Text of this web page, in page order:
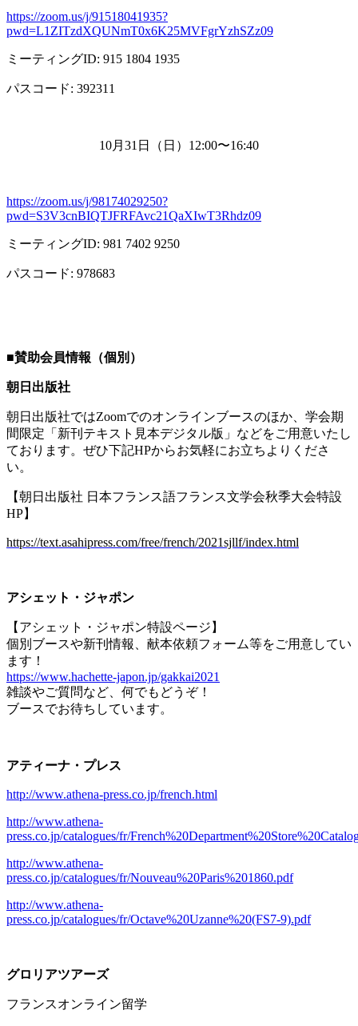
https://zoom.us/j/91518041935?
pwd=L1ZITzdXQUNmT0x6K25MVFgrYzhSZz09
ミーティングID: 915 1804 1935
パスコード: 392311
10月 31 日（日） 12:00〜16:40
https://zoom.us/j/98174029250?
pwd=S3V3cnBIQTJFRFAvc21QaXIwT3Rhdz09
ミーティングID: 981 7402 9250
パスコード: 978683
■賛助会員情報（個別）
朝日出版社
朝日出版社ではZoomでのオンラインブースのほか、学会期
間限定「新刊テキスト見本デジタル版」などをご用意いたし
ております。ぜひ下記HPからお気軽にお立ちよりくださ
い。
【朝日出版社 日本フランス語フランス文学会秋季大会特設
HP】
https://text.asahipress.com/free/french/2021sjllf/index.html
アシェット・ジャポン
【アシェット・ジャポン特設ページ】
個別ブースや新刊情報、献本依頼フォーム等をご用意してい
ます！
https://www.hachette-japon.jp/gakkai2021
雑談やご質問など、何でもどうぞ！
ブースでお待ちしています。
アティーナ・プレス
http://www.athena-press.co.jp/french.html
http://www.athena-
press.co.jp/catalogues/fr/
http://www.athena-
press.co.jp/catalogues/fr/Nouveau%20Paris%201860.pdf
http://www.athena-
press.co.jp/catalogues/fr/Octave%20Uzanne%20(FS7-9).pdf
グロリアツアーズ
フランスオンライン留学